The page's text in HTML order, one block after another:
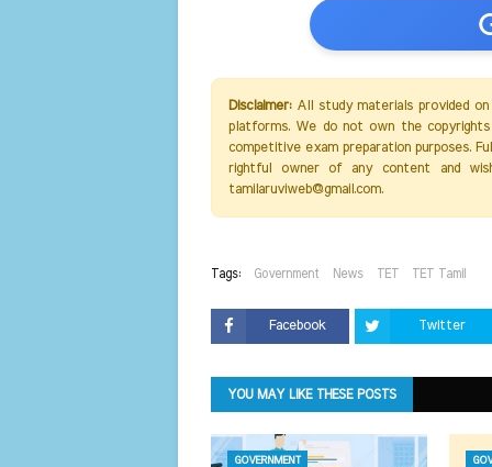
Disclaimer:All study materials provided on
platforms. We do not own the
competitive exam preparation purposes.
rightful owner of any content and
tamilaruviweb@gmail.com.
Tags: Government News TET TET Tamil
Facebook Twitter
YOU MAY LIKE THESE POSTS
GOVERNMENT